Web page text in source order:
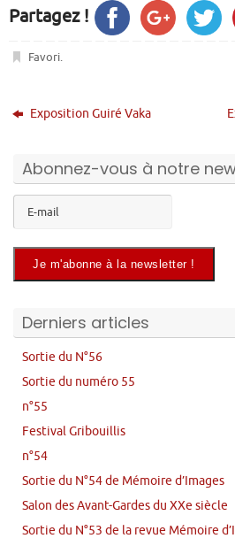
Partagez !
Favori.
Exposition Guiré Vaka
Abonnez-vous à notre
Derniers articles
Sortie du N°56
Sortie du numéro 55
n°55
Festival Gribouillis
n°54
Sortie du N°54 de Mémoire d’Images
Salon des Avant-Gardes du XXe siècle
Sortie du N°53 de la revue Mémoire